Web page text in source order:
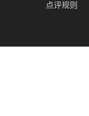
点评规则